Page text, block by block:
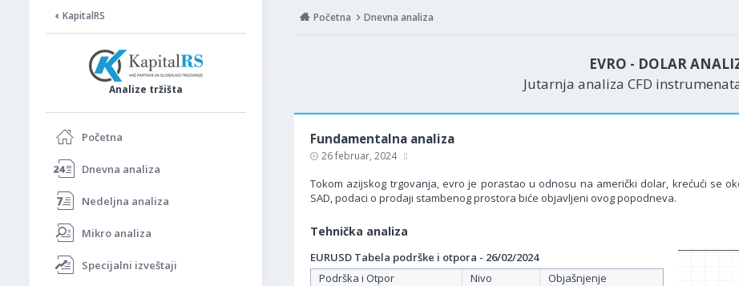
KapitalRS
Analize tržišta
Početna
Dnevna analiza
Nedeljna analiza
Mikro analiza
Specijalni izveštaji
Početna Dnevna analiza
EVRO - DOLAR
Jutarnja analiza CFD
Fundamentalna analiza
26 februar, 2024
Tokom azijskog trgovanja, evro je porastao u odnosu na američki dolar, krećući se
SAD, podaci o prodaji stambenog prostora biće objavljeni ovog popodneva.
Tehnička analiza
EURUSD Tabela podrške i otpora - 26/02/2024
Podrška i Otpor
Nivo
Objašnjenje